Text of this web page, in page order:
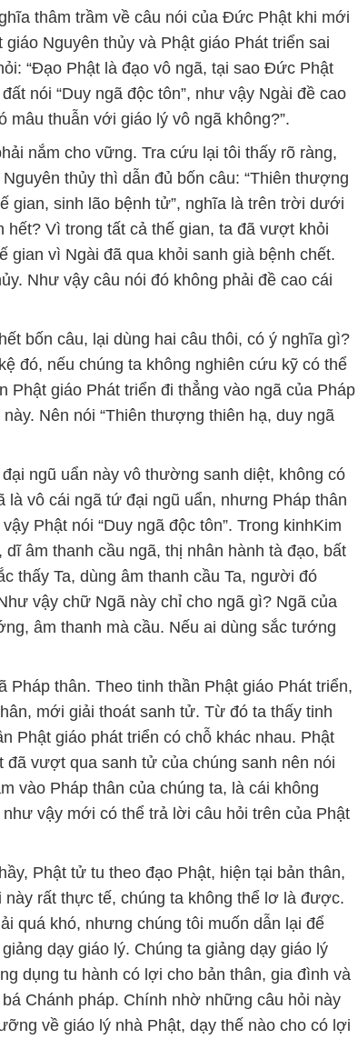
thâm trầm về câu nói của Đức Phật khi mới
Nguyên thủy và Phật giáo Phát triển sai
“Đạo Phật là đạo vô ngã, tại sao Đức Phật
nói “Duy ngã độc tôn”, như vậy Ngài đề cao
thuẫn với giáo lý vô ngã không?”.
nắm cho vững. Tra cứu lại tôi thấy rõ ràng,
thủy thì dẫn đủ bốn câu: “Thiên thượng
gian, sinh lão bệnh tử”, nghĩa là trên trời dưới
Vì trong tất cả thế gian, ta đã vượt khỏi
gian vì Ngài đã qua khỏi sanh già bệnh chết.
Như vậy câu nói đó không phải đề cao cái
bốn câu, lại dùng hai câu thôi, có ý nghĩa gì?
đó, nếu chúng ta không nghiên cứu kỹ có thể
Phật giáo Phát triển đi thẳng vào ngã của Pháp
Nên nói “Thiên thượng thiên hạ, duy ngã
ngũ uẩn này vô thường sanh diệt, không có
là vô cái ngã tứ đại ngũ uẩn, nhưng Pháp thân
Phật nói “Duy ngã độc tôn”. Trong kinhKim
âm thanh cầu ngã, thị nhân hành tà đạo, bất
thấy Ta, dùng âm thanh cầu Ta, người đó
vậy chữ Ngã này chỉ cho ngã gì? Ngã của
âm thanh mà cầu. Nếu ai dùng sắc tướng
Pháp thân. Theo tinh thần Phật giáo Phát triển,
mới giải thoát sanh tử. Từ đó ta thấy tinh
Phật giáo phát triển có chỗ khác nhau. Phật
đã vượt qua sanh tử của chúng sanh nên nói
vào Pháp thân của chúng ta, là cái không
vậy mới có thể trả lời câu hỏi trên của Phật
Phật tử tu theo đạo Phật, hiện tại bản thân,
rất thực tế, chúng ta không thể lơ là được.
quá khó, nhưng chúng tôi muốn dẫn lại để
dạy giáo lý. Chúng ta giảng dạy giáo lý
dụng tu hành có lợi cho bản thân, gia đình và
Chánh pháp. Chính nhờ những câu hỏi này
về giáo lý nhà Phật, dạy thế nào cho có lợi